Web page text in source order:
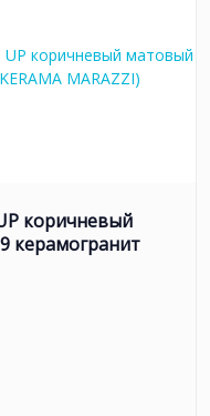
коричневый
керамогранит